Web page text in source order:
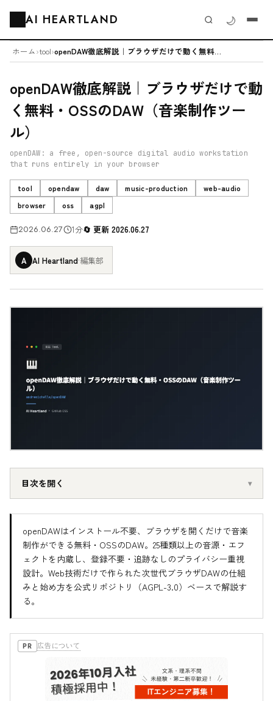
AI HEARTLAND 🌙
ホーム›tool› openDAW徹底解説｜ブラウザだけで動く無料・OSSのDAW（音楽制作ツール）
openDAW徹底解説｜ブラウザだけで動
く無料・OSSのDAW（音楽制作ツー
ル）
openDAW: a free, open-source digital audio workstation
that runs entirely in your browser
tool opendaw daw music-production
web-audio
browser
oss agpl
2026.06.27 1分 更新 2026.06.27
A AI Heartland·編集部
目次を開く
openDAWはインストール不要、ブラウザを開くだけで音楽
制作ができる無料・OSSのDAW。25種類以上の音源・エフ
ェクトを内蔵し、登録不要・追跡なしのプライバシー重視
設計。Web技術だけで作られた次世代ブラウザDAWの仕組
みと始め方を公式リポジトリ（AGPL-3.0）ベースで解説す
る。
PR 広告について